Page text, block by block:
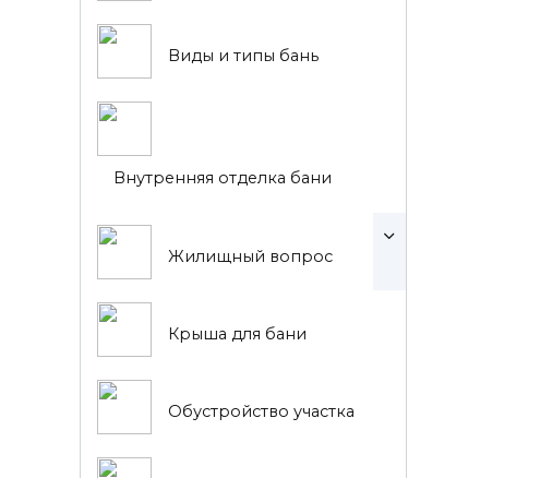
Виды и типы бань
Внутренняя отделка бани
Жилищный вопрос
Крыша для бани
Обустройство участка